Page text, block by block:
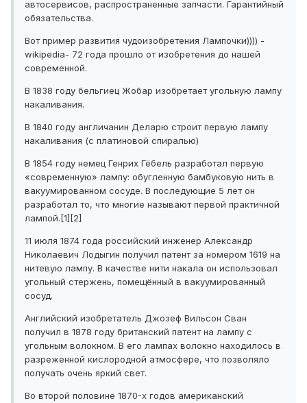
автосервисов, распространенные запчасти. Гарантийный
обязательства.
Вот пример развития чудоизобретения Лампочки)))) -
wikipedia- 72 года прошло от изобретения до нашей
современной.
В 1838 году бельгиец Жобар изобретает угольную лампу
накаливания.
В 1840 году англичанин Деларю строит первую лампу
накаливания (с платиновой спиралью)
В 1854 году немец Генрих Гёбель разработал первую
«современную» лампу: обугленную бамбуковую нить в
вакуумированном сосуде. В последующие 5 лет он
разработал то, что многие называют первой практичной
лампой.[1][2]
11 июля 1874 года российский инженер Александр
Николаевич Лодыгин получил патент за номером 1619 на
нитевую лампу. В качестве нити накала он использовал
угольный стержень, помещённый в вакуумированный
сосуд.
Английский изобретатель Джозеф Вильсон Сван
получил в 1878 году британский патент на лампу с
угольным волокном. В его лампах волокно находилось в
разреженной кислородной атмосфере, что позволяло
получать очень яркий свет.
Во второй половине 1870-х годов американский